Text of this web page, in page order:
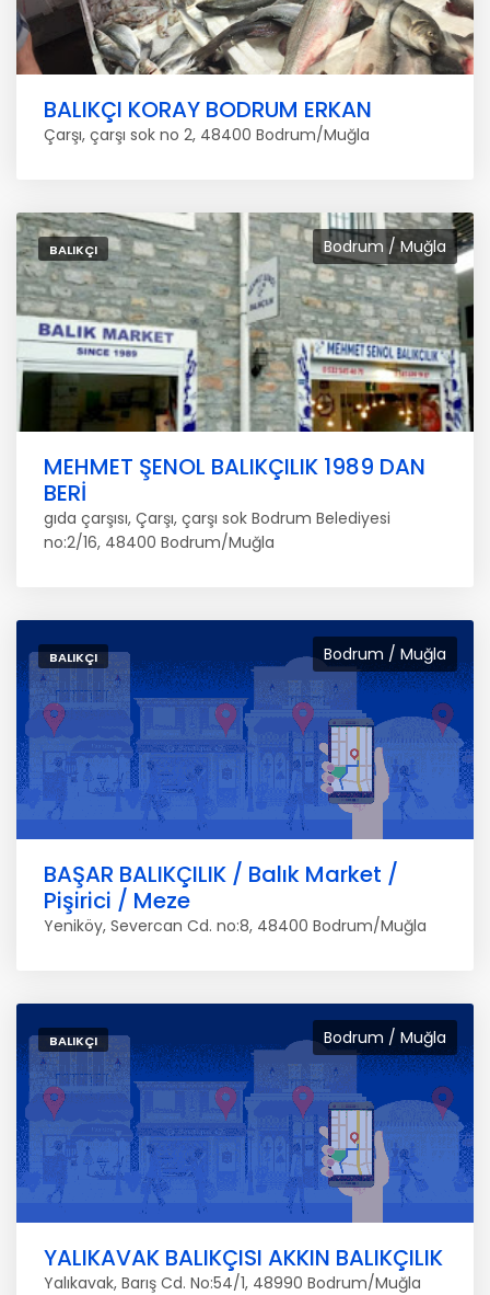
BALIKÇI KORAY BODRUM ERKAN
Çarşı, çarşı sok no 2, 48400 Bodrum/Muğla
Bodrum / Muğla
BALIKÇI
MEHMET ŞENOL BALIKÇILIK 1989 DAN
BERİ
gıda çarşısı, Çarşı, çarşı sok Bodrum Belediyesi
no:2/16, 48400 Bodrum/Muğla
Bodrum / Muğla
BALIKÇI
BAŞAR BALIKÇILIK / Balık Market /
Pişirici / Meze
Yeniköy, Severcan Cd. no:8, 48400 Bodrum/Muğla
Bodrum / Muğla
BALIKÇI
YALIKAVAK BALIKÇISI AKKIN BALIKÇILIK
Yalıkavak, Barış Cd. No:54/1, 48990 Bodrum/Muğla